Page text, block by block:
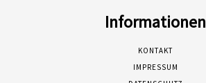
Informationen
KONTAKT
IMPRESSUM